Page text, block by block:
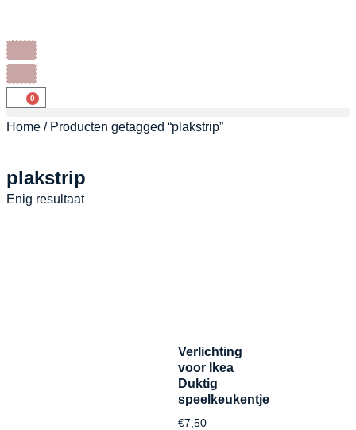
0
Home / Producten getagged “plakstrip”
plakstrip
Enig resultaat
Verlichting
voor Ikea
Duktig
speelkeukentje
€7,50